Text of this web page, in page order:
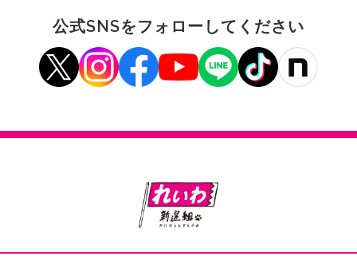
公式SNSをフォローしてください